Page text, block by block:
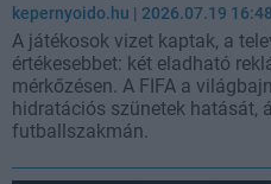
kepernyoido.hu | 2026.07.19 16:48
A játékosok vizet kaptak, a
értékesebbet: két eladható
mérkőzésen. A FIFA a
hidratációs szünetek hatását,
futballszakmán.